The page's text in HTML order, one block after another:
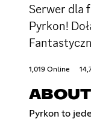
Serwer dla
Pyrkon!
1,019 Online
ABOUT
Pyrkon to